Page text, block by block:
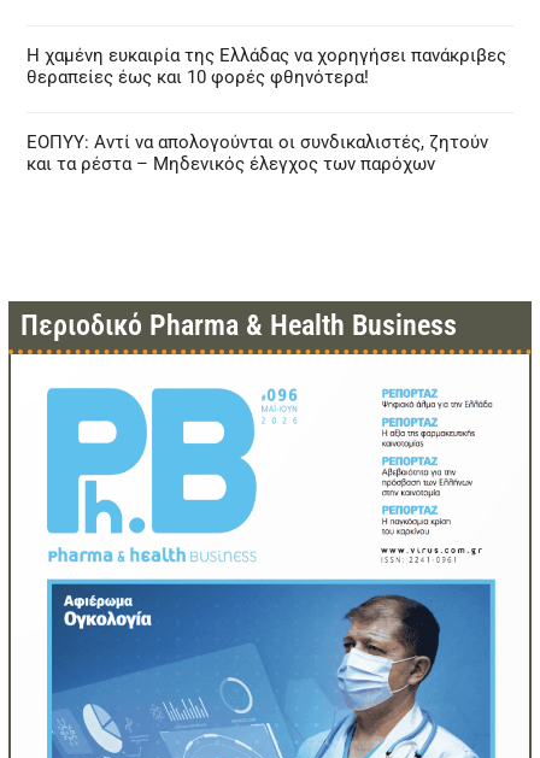
Η χαμένη ευκαιρία της Ελλάδας να χορηγήσει πανάκριβες
θεραπείες έως και 10 φορές φθηνότερα!
ΕΟΠΥΥ: Αντί να απολογούνται οι συνδικαλιστές, ζητούν
και τα ρέστα – Μηδενικός έλεγχος των παρόχων
Περιοδικό Pharma & Health Business